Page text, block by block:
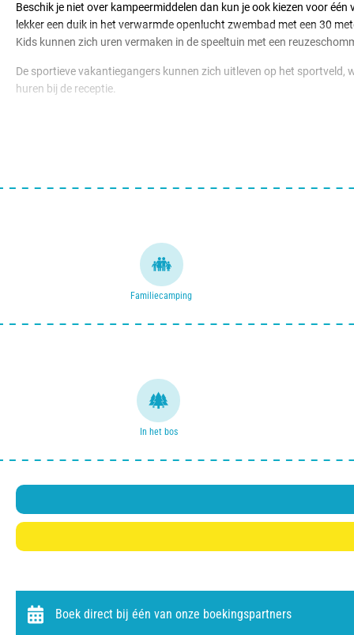
Beschik je niet over kampeermiddelen dan kun je ook kiezen voor
lekker een duik in het verwarmde openlucht zwembad met een 30
Kids kunnen zich uren vermaken in de speeltuin met een
De sportieve vakantiegangers kunnen zich uitleven op het sportveld,
huren bij de receptie.
Familiecamping
In het bos
Boek direct bij één van onze boekingspartners